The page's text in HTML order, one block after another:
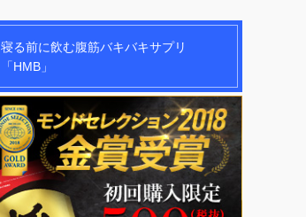
寝る前に飲む腹筋バキバキサプリ
「HMB」